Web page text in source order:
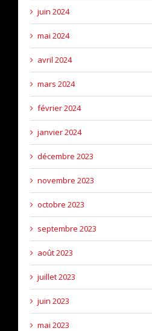
juin 2024
mai 2024
avril 2024
mars 2024
février 2024
janvier 2024
décembre 2023
novembre 2023
octobre 2023
septembre 2023
août 2023
juillet 2023
juin 2023
mai 2023